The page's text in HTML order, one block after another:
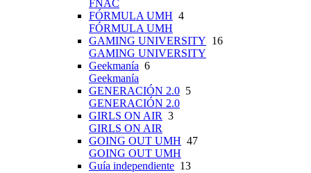
FNAC
FÓRMULA UMH 4
FÓRMULA UMH
GAMING UNIVERSITY 16
GAMING UNIVERSITY
Geekmanía 6
Geekmanía
GENERACIÓN 2.0 5
GENERACIÓN 2.0
GIRLS ON AIR 3
GIRLS ON AIR
GOING OUT UMH 47
GOING OUT UMH
Guía independiente 13